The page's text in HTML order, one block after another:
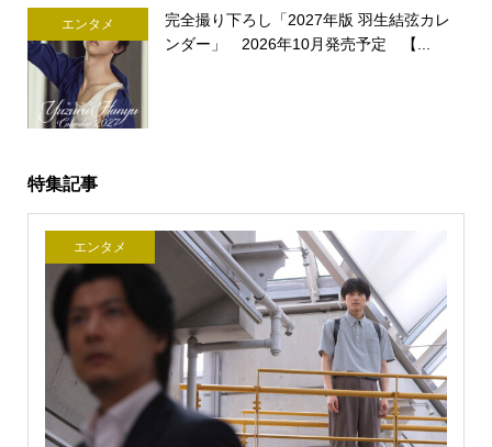
エンタメ
完全撮り下ろし「2027年版 羽生結弦カレ
ンダー」 2026年10月発売予定 【...
特集記事
エンタメ